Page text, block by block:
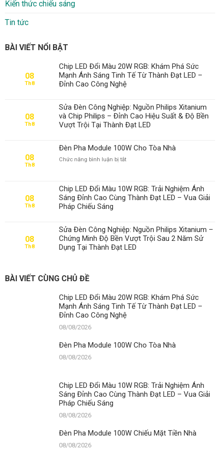
Kiến thức chiếu sáng
Tin tức
BÀI VIẾT NỔI BẬT
08
Th8
Chip LED Đổi Màu 20W RGB: Khám Phá Sức
Mạnh Ánh Sáng Tinh Tế Từ Thành Đạt LED –
Đỉnh Cao Công Nghệ
08
Th8
Sửa Đèn Công Nghiệp: Nguồn Philips Xitanium
và Chip Philips – Đỉnh Cao Hiệu Suất & Độ Bền
Vượt Trội Tại Thành Đạt LED
08
Th8
Đèn Pha Module 100W Cho Tòa Nhà
Chức năng bình luận bị tắtở
100W
Cho
08
Th8
Chip LED Đổi Màu 10W RGB: Trải Nghiệm Ánh
Sáng Đỉnh Cao Cùng Thành Đạt LED – Vua Giải
Pháp Chiếu Sáng
08
Th8
Sửa Đèn Công Nghiệp: Nguồn Philips Xitanium –
Chứng Minh Độ Bền Vượt Trội Sau 2 Năm Sử
Dụng Tại Thành Đạt LED
BÀI VIẾT CÙNG CHỦ ĐỀ
Chip LED Đổi Màu 20W RGB: Khám Phá Sức
Mạnh Ánh Sáng Tinh Tế Từ Thành Đạt LED –
Đỉnh Cao Công Nghệ
08/08/2026
Đèn Pha Module 100W Cho Tòa Nhà
08/08/2026
Chip LED Đổi Màu 10W RGB: Trải Nghiệm Ánh
Sáng Đỉnh Cao Cùng Thành Đạt LED – Vua Giải
Pháp Chiếu Sáng
08/08/2026
Đèn Pha Module 100W Chiếu Mặt Tiền Nhà
08/08/2026